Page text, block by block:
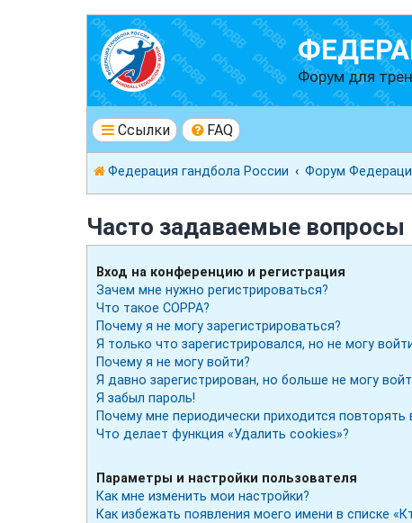
Форум для
Ссылки FAQ
Федерация гандбола России Форум
Часто задаваемые вопросы
Вход на конференцию и регистрация
Зачем мне нужно регистрироваться?
Что такое COPPA?
Почему я не могу зарегистрироваться?
Я только что зарегистрировался, но не могу
Почему я не могу войти?
Я давно зарегистрирован, но больше не могу
Я забыл пароль!
Почему мне периодически приходится повторять
Что делает функция «Удалить cookies»?
Параметры и настройки пользователя
Как мне изменить мои настройки?
Как избежать появления моего имени в списке